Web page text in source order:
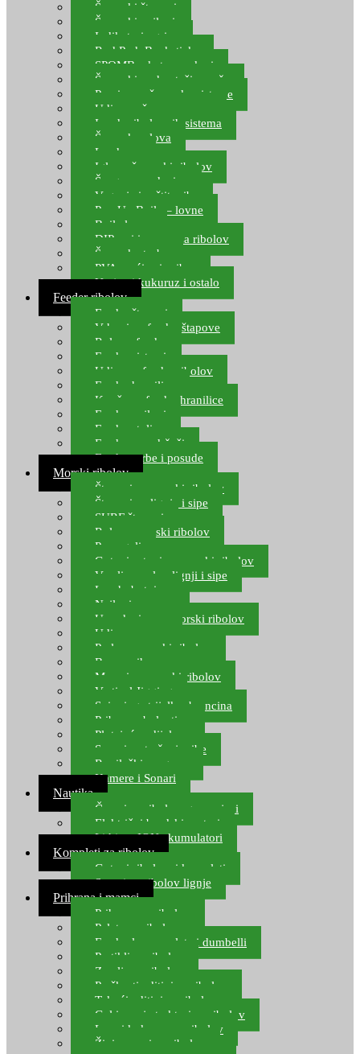
Šaranski štapovi
Šaranski najloni
Indikatori ugriza
Rod Pod, Banksticks
SPOMB rakete, markeri
Šaranski podmetači, mreže
Pernice za šaranske sisteme
Udice za šarana, amura
Izrada ribolovnih sistema
Šaranska olova
Leadcore
Igle za šaranski ribolov
Špage, upredenice
Vaganje i zaštita ribe
Pop Up Boile – lovne
Boile lovne
DIP-ovi i arome za ribolov
Šaranske torbe
PVA vrećice i pribor
Umjetni kukuruz i ostalo
Feeder ribolov
Feeder štapovi
Vrhovi za feeder štapove
Role za feeder
Feeder sistemi
Udice za feeder ribolov
Feeder hranilice
Kopče za feeder hranilice
Feeder najloni
Feeder stolice
Feeder arm držači
Feeder torbe i posude
Morski ribolov
Štapovi za morski ribolov
Štapovi za lignje i sipe
SURF štapovi
Role za morski ribolov
Parangali
Gotovi setovi za morski ribolov
Varalice za lov lignji i sipe
Lov hobotnice
Najloni za more
Upredenice za morski ribolov
Udice za more
Perle za morski ribolov
Brum prihrana za more
Mamci za morski ribolov
Vertical Jigging
Spinning strijelke, brancina
Pribor za bolentino
Plutajuća odijela
Sonari za traženje ribe
Ronilački program
Kamere i Sonari
Nautika
Čamci za ribolov, gumenjaci
Električni brodski motori
Lithium ION akumulatori
Kompleti za ribolov
Gotovi ribolovni kompleti
Setovi za ribolov lignje
Prihrana i mamci
Prihrana za ribolov
Pelete za ribolov
Feeder lovne pelete i dumbelli
Partikli za ribolov
Zemlja za ribolov
Praškasti aditivi za ribolov
Tekući aditivi za ribolov
Gel i sprej atraktori za ribolov
Lovni kukuruz za ribolov
Živi mamci za ribolov